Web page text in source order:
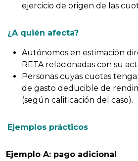
ejercicio de origen de las
¿A quién afecta?
Autónomos en estimación
RETA relacionadas con su
Personas cuyas cuotas
de gasto deducible de
(según calificación del caso).
Ejemplos prácticos
Ejemplo A: pago adicional